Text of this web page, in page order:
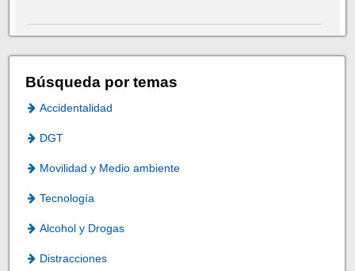
Búsqueda por temas
Accidentalidad
DGT
Movilidad y Medio ambiente
Tecnología
Alcohol y Drogas
Distracciones